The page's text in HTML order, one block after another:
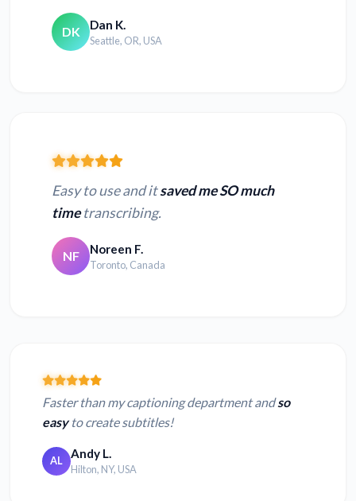
DK Dan K.
Seattle, OR, USA
Easy to use and itsaved me SO much
timetranscribing.
NF Noreen F.
Toronto, Canada
Faster than my captioning department andso
easyto create subtitles!
AL Andy L.
Hilton, NY, USA